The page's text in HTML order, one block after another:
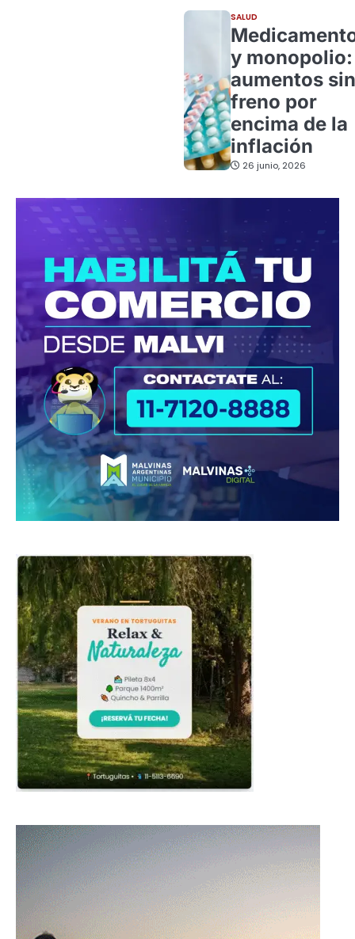
SALUD
y monopolio:
aumentos sin
freno por
encima de la
inflación
26 junio, 2026